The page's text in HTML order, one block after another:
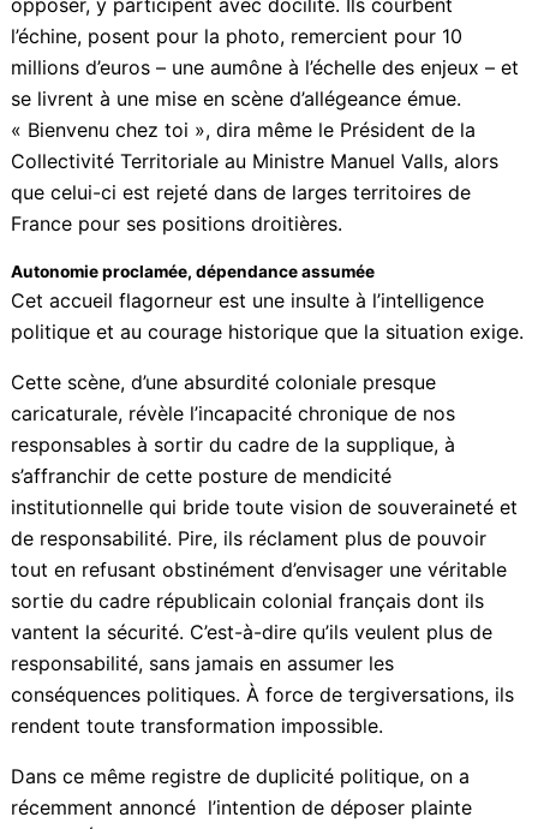
Cette mise en scène paternaliste, teintée de mépris et
d’ignorance, sert d’empreinte de domination : une
démonstration d’autorité coloniale sous couvert de
républicanisme affable. Et nos élus locaux, loin de s’y
opposer, y participent avec docilité. Ils courbent
l’échine, posent pour la photo, remercient pour 10
millions d’euros – une aumône à l’échelle des enjeux –
« Bienvenu chez toi », dira même le Président de la
Collectivité Territoriale au Ministre Manuel Valls, alors
que celui-ci est rejeté dans de larges territoires de
France pour ses positions droitières.
Autonomie proclamée, dépendance assumée
Cet accueil flagorneur est une insulte à l’intelligence
politique et au courage historique que la situation
exige.
Cette scène, d’une absurdité coloniale presque
caricaturale, révèle l’incapacité chronique de nos
responsables à sortir du cadre de la supplique, à
s’affranchir de cette posture de mendicité
institutionnelle qui bride toute vision de souveraineté
et de responsabilité. Pire, ils réclament plus de
véritable sortie du cadre républicain colonial français
dont ils vantent la sécurité. C’est-à-dire qu’ils veulent